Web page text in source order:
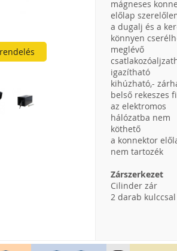
mágneses
előlap
a dugalj és a
könnyen
meglévő
igazítható
kihúzható,-
belső rekeszes
az elektromos
hálózatba nem
köthető
a konnektor
nem tartozék
Zárszerkezet
Cilinder zár
2 darab kulccsal